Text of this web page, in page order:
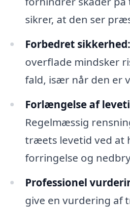
sikrer, at den ser
Forbedret sikkerhed:
overflade mindsker
fald, især når den er
Forlængelse af
Regelmæssig
træets levetid ved at
forringelse og
Professionel
give en vurdering af